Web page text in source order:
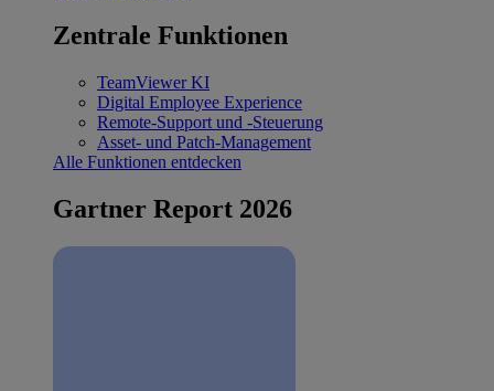
Zentrale Funktionen
TeamViewer KI
Digital Employee Experience
Remote-Support und -Steuerung
Asset- und Patch-Management
Alle Funktionen entdecken
Gartner Report 2026